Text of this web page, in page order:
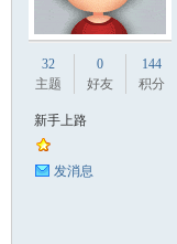
32
主题
0
好友
144
积分
新手上路
发消息